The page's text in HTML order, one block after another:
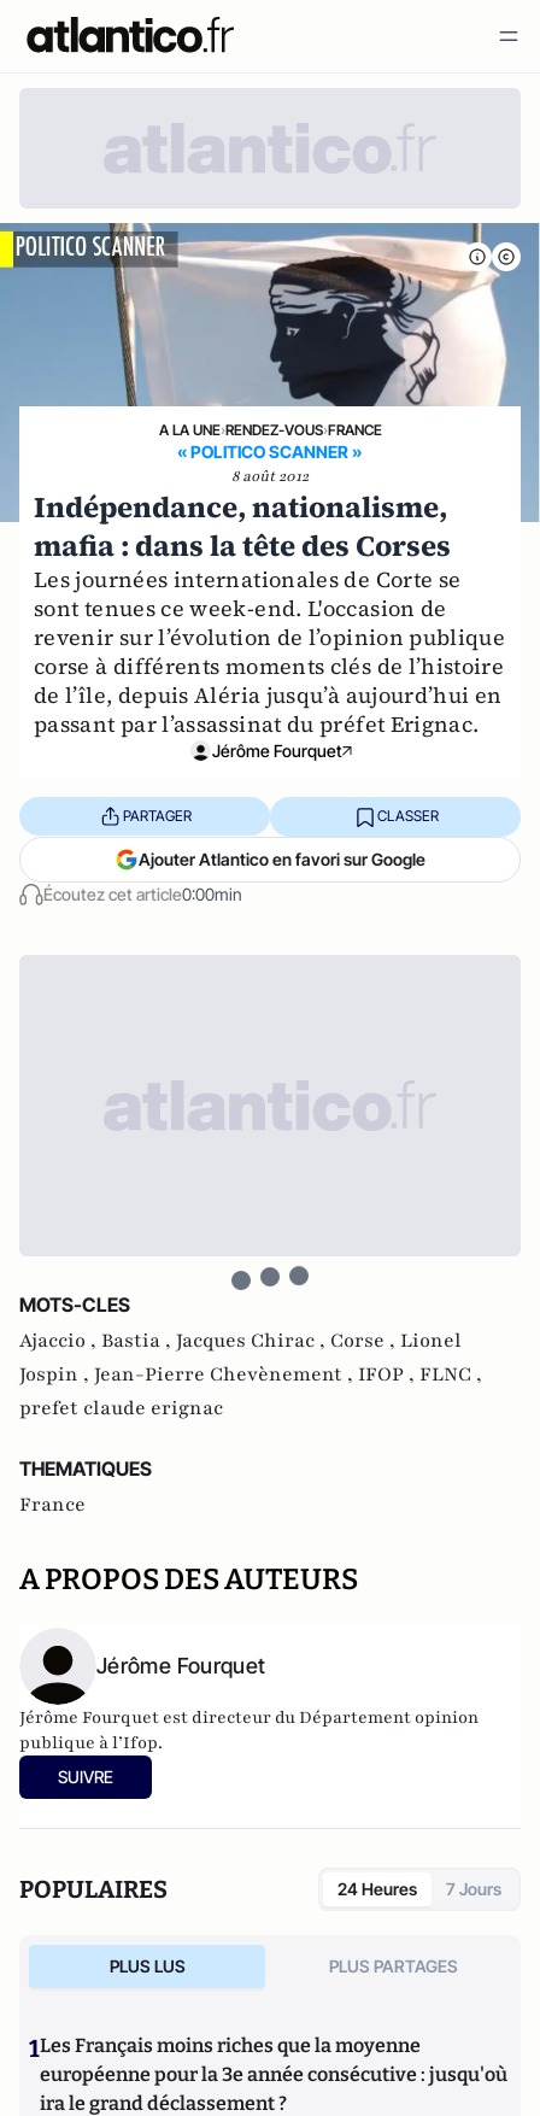
A LA UNE›RENDEZ-VOUS›FRANCE
« POLITICO SCANNER »
8 août 2012
Indépendance, nationalisme,
mafia : dans la tête des Corses
Les journées internationales de Corte se
sont tenues ce week-end. L'occasion de
revenir sur l’évolution de l’opinion publique
corse à différents moments clés de l’histoire
de l’île, depuis Aléria jusqu’à aujourd’hui en
passant par l’assassinat du préfet Erignac.
Jérôme Fourquet
Écoutez cet article0:00min
PARTAGER CLASSER
Ajouter Atlantico en favori sur Google
MOTS-CLES
Ajaccio , Bastia , Jacques Chirac , Corse , Lionel
Jospin , Jean-Pierre Chevènement , IFOP , FLNC ,
prefet claude erignac
THEMATIQUES
France
A PROPOS DES AUTEURS
Jérôme Fourquet
Jérôme Fourquet est directeur du Département opinion
publique à l’Ifop.
SUIVRE
POPULAIRES 24 Heures 7 Jours
PLUS LUS PLUS PARTAGES
1Les Français moins riches que la moyenne
européenne pour la 3e année consécutive : jusqu'où
ira le grand déclassement ?